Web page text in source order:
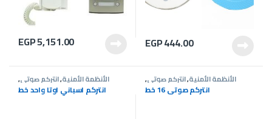
EGP5,151.00 EGP444.00
الأنظمة الأمنية,انتركم صوتى,
عروض انتركم
انتركم اسباني اوتا واحد خط
الأنظمة الأمنية,انتركم صوتى,
عروض انتركمانتركم صوتى 16 خط